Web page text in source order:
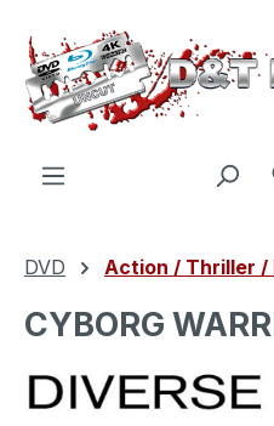
Zum Hauptinhalt springen
DVD Action / Thriller /
CYBORG